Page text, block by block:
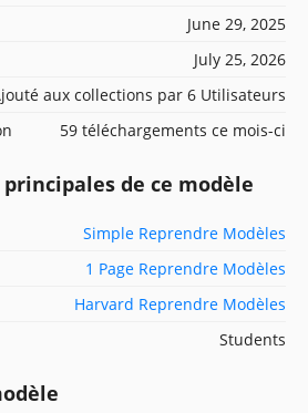
June 29, 2025
July 25, 2026
aux collections par 6 Utilisateurs
59 téléchargements ce mois-ci
de ce modèle
Simple Reprendre Modèles
1 Page Reprendre Modèles
Harvard Reprendre Modèles
Students